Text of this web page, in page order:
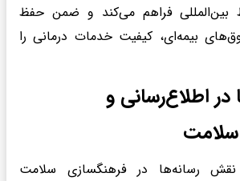
بین‌المللی فراهم می‌کند و ضمن حفظ
بیمه‌ای، کیفیت خدمات درمانی را
اطلاع‌رسانی و
رسانه‌ها در فرهنگسازی سلامت